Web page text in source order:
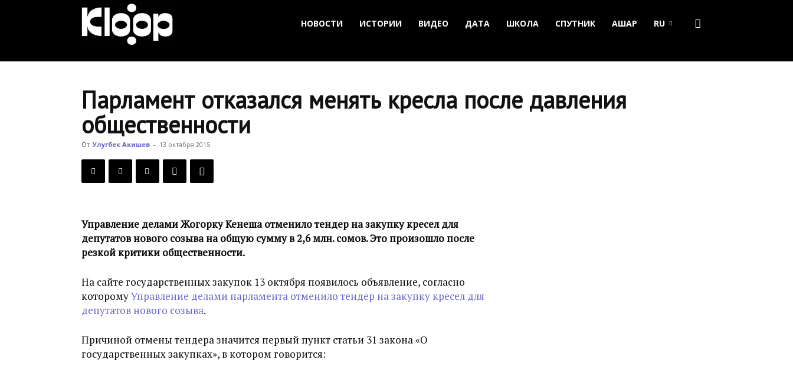
Новости
Кыргызстана
НОВОСТИ ИСТОРИИ ВИДЕО ДАТА ШКОЛА СПУТНИК АШАР RU
Парламент отказался менять кресла после давления
общественности
От Улугбек Акишев - 13 октября 2015
Управление делами Жогорку Кенеша отменило тендер на закупку кресел для
депутатов нового созыва на общую сумму в 2,6 млн. сомов. Это произошло после
резкой критики общественности.
На сайте государственных закупок 13 октября появилось объявление, согласно
которомуУправление делами парламента отменило тендер на закупку кресел для
депутатов нового созыва.
Причиной отмены тендера значится первый пункт статьи 31 закона «О
государственных закупках», в котором говорится: